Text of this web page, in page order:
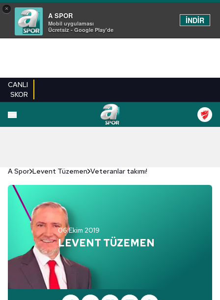
×
A SPOR
Mobil uygulaması
Ücretsiz - Google Play'de
İNDİR
CANLI
SKOR
A Spor Levent Tüzemen Veteranlar takımı!
06 Ekim 2019
LEVENT TÜZEMEN